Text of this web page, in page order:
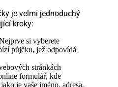
je velmi jednoduchý
kroky:
si vyberete
půjčku, jež odpovídá
stránkách
formulář, kde
je vaše jméno, adresa,